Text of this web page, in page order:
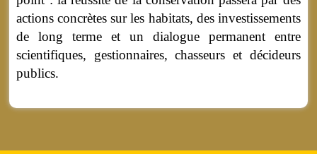
actions concrètes sur les habitats, des investissements
de long terme et un dialogue permanent entre
scientifiques, gestionnaires, chasseurs et décideurs
publics.